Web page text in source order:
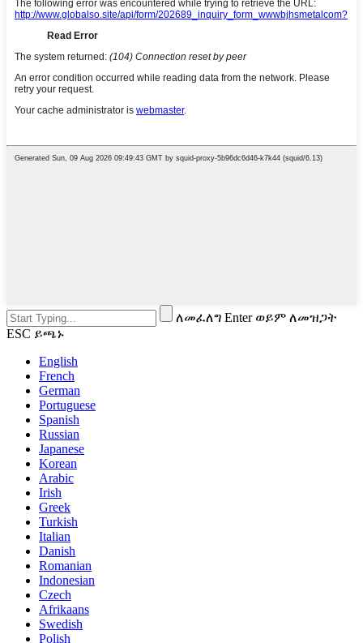
ለመፈለግ Enter ወይም ለመዝጋት
ESC ይጫኑ
English
French
German
Portuguese
Spanish
Russian
Japanese
Korean
Arabic
Irish
Greek
Turkish
Italian
Danish
Romanian
Indonesian
Czech
Afrikaans
Swedish
Polish